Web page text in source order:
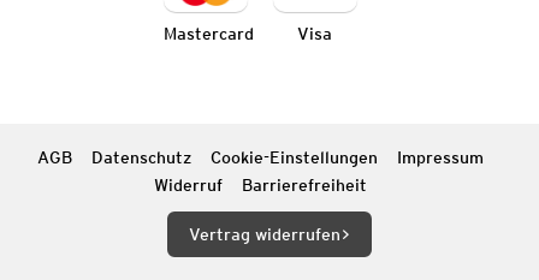
Mastercard Visa
AGB Datenschutz Cookie-Einstellungen
Impressum
Widerruf
Barrierefreiheit
Vertrag widerrufen